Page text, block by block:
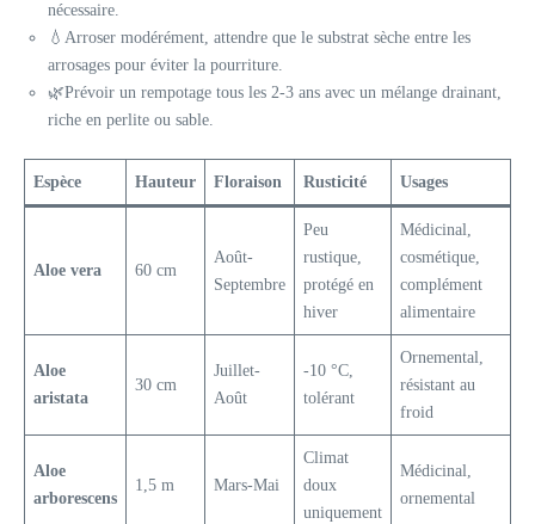
nécessaire.
💧Arroser modérément, attendre que le substrat sèche entre les
arrosages pour éviter la pourriture.
🌿Prévoir un rempotage tous les 2-3 ans avec un mélange drainant,
riche en perlite ou sable.
Espèce Hauteur Floraison Rusticité Usages
Aloe vera 60 cm
Août-
Septembre
Peu
rustique,
protégé en
hiver
Médicinal,
cosmétique,
complément
alimentaire
Aloe
aristata
30 cm
Juillet-
Août
-10 °C,
tolérant
Ornemental,
résistant au
froid
Aloe
arborescens
1,5 m Mars-Mai
Climat
doux
uniquement
Médicinal,
ornemental